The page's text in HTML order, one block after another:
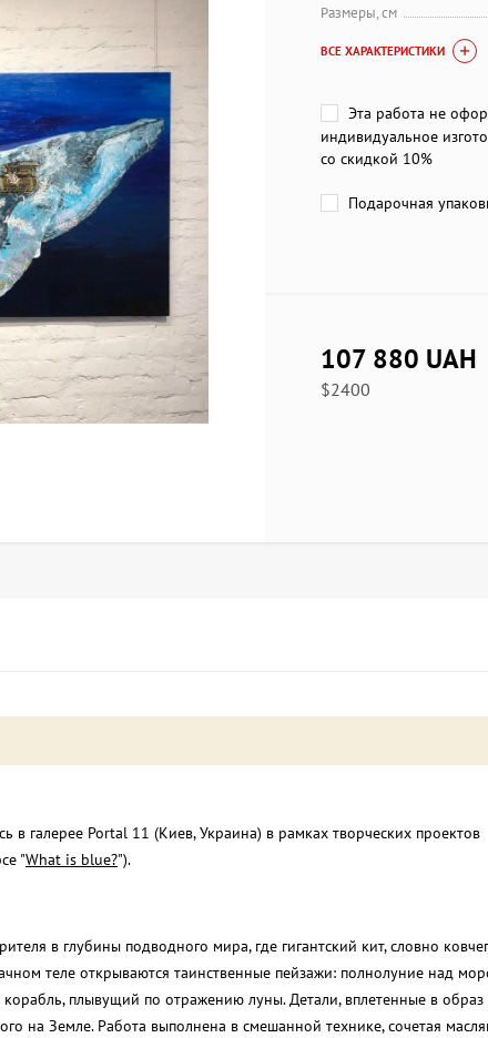
Размеры, см
ВСЕ ХАРАКТЕРИСТИКИ
Эта работа не
индивидуальное
со скидкой 10%
Подарочная
107 880 UAH
$2400
в галерее Portal 11 (Киев, Украина) в рамках творческих проектов
"What is blue?").
в глубины подводного мира, где гигантский кит, словно
теле открываются таинственные пейзажи: полнолуние над
плывущий по отражению луны. Детали, вплетенные в образ
на Земле. Работа выполнена в смешанной технике, сочетая